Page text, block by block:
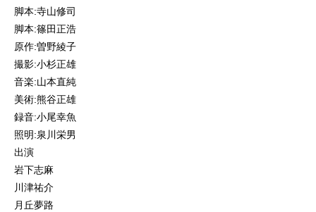
脚本:寺山修司
脚本:篠田正浩
原作:曽野綾子
撮影:小杉正雄
音楽:山本直純
美術:熊谷正雄
録音:小尾幸魚
照明:泉川栄男
出演
岩下志麻
川津祐介
月丘夢路